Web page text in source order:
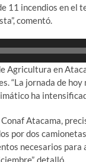
11 incendios en
comentó.
Agricultura en
“La jornada de
ha
Atacama,
por dos
necesarios